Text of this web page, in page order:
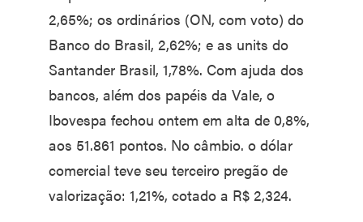
2,65%; os ordinários (ON, com voto) do
Banco do Brasil, 2,62%; e as units do
Santander Brasil, 1,78%. Com ajuda dos
bancos, além dos papéis da Vale, o
Ibovespa fechou ontem em alta de 0,8%,
aos 51.861 pontos. No câmbio. o dólar
comercial teve seu terceiro pregão de
valorização: 1,21%, cotado a R$ 2,324.